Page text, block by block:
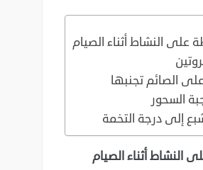
على النشاط أثناء الصيام
الصائم تجنبها
السحور
إلى درجة التخمة
النشاط أثناء الصيام